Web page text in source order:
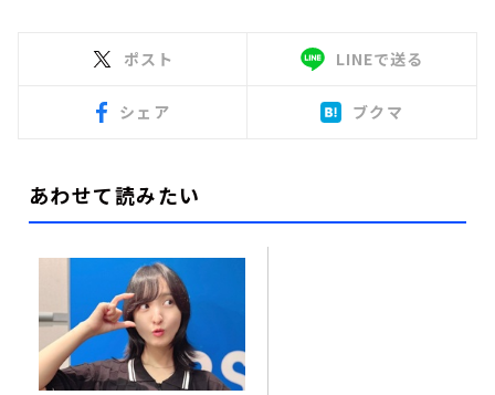
ポスト LINEで送る
シェア ブクマ
あわせて読みたい